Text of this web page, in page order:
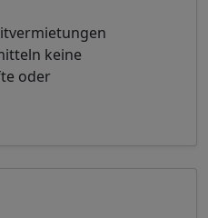
keine
oder